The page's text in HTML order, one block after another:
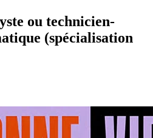
ou technicien-
(spécialisation